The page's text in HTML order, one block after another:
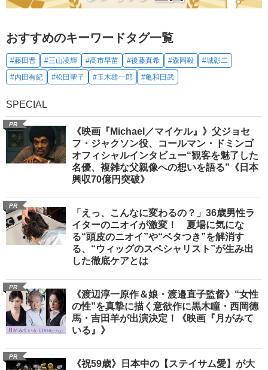
おすすめのキーワードタグ一覧
#藤田晋 #三山凌輝 #高市早苗 #後藤真希 #森岡毅
#城彰二
#内田有紀
#松田聖子 #玉木雄一郎 #亀和田武
SPECIAL
PR
《映画『Michael／マイケル』》父ジョセ
フ・ジャクソン役、コールマン・ドミンゴ
オフィシャルインタビュー“観客を魅了した
名優、複雑な父親像への想いを語る”《日本
興収70億円突破》
PR
「えっ、こんなに変わるの？」36歳男性ラ
イターのニオイが激変！ 夏場に気にな
る“頭皮のニオイ”や“ベタつき”を解消す
る、“ウィッグのスペシャリスト”が生み出
した徹底ケアとは
PR
《渡辺淳一原作＆娘・渡邉直子監督》“女性
の性”を真摯に描く意欲作に黒木瞳・西岡德
馬・吉田羊が出演決定！《映画『月がみて
いる』》
PR
《祝59歳》日本中の【ステイサム愛】が大